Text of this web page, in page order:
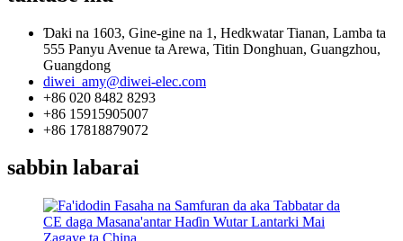
Ɗaki na 1603, Gine-gine na 1, Hedkwatar Tianan, Lamba ta
555 Panyu Avenue ta Arewa, Titin Donghuan, Guangzhou,
Guangdong
diwei_amy@diwei-elec.com
+86 020 8482 8293
+86 15915905007
+86 17818879072
sabbin labarai